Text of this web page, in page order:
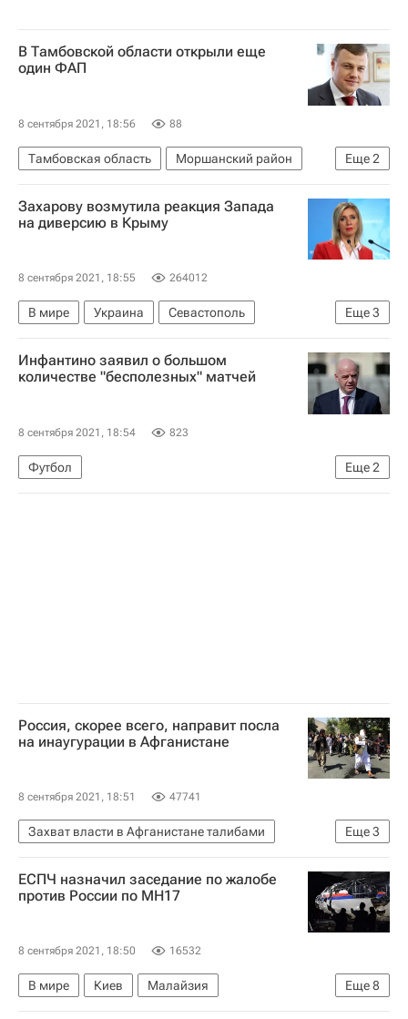
В Тамбовской области открыли еще
один ФАП
8 сентября 2021, 18:56 88
Еще2
Тамбовская область
Моршанский район
Здоровье - Общество
Александр Никитин
Захарову возмутила реакция Запада
на диверсию в Крыму
8 сентября 2021, 18:55 264012
Еще3
В мире Украина
Севастополь
Республика Крым
Мария Захарова
Россия
Инфантино заявил о большом
количестве "бесполезных" матчей
8 сентября 2021, 18:54 823
Еще2
Футбол
Международная федерация футбола (ФИФА)
Россия, скорее всего, направит посла
на инаугурации в Афганистане
8 сентября 2021, 18:51 47741
Еще3
Захват власти в Афганистане талибами
Афганистан
Валентина Матвиенко
Россия
ЕСПЧ назначил заседание по жалобе
против России по MH17
8 сентября 2021, 18:50 16532
Еще8
В мире Киев
Малайзия
Дмитрий Песков
Николай Винниченко